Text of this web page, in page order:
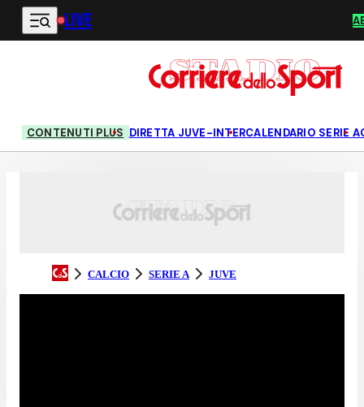
Vai al contenuto principale
LIVE
CONTENUTI PLUS DIRETTA JUVE-INTERCALENDARIO SERIE A
CALCIO SERIE A JUVE